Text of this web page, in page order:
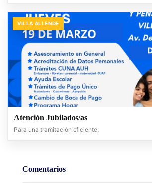
VILLA ALLENDE
Atención Jubilados/as
Para una tramitación eficiente.
Comentarios